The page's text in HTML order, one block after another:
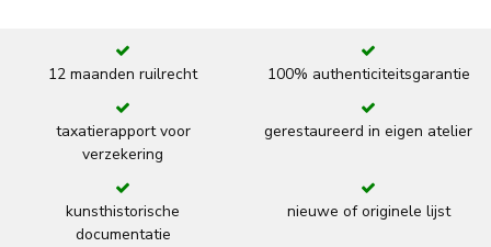
12 maanden ruilrecht 100% authenticiteitsgarantie
taxatierapport voor
verzekering
gerestaureerd in eigen atelier
kunsthistorische
documentatie
nieuwe of originele lijst